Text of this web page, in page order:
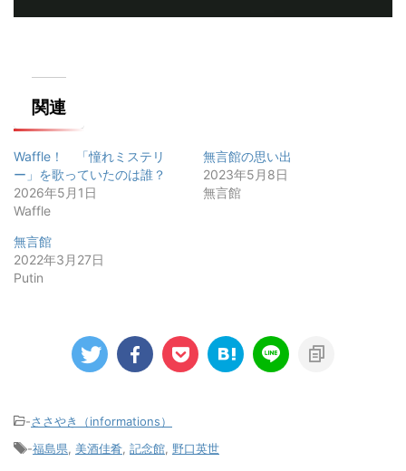
関連
Waffle！ 「憧れミステリ
ー」を歌っていたのは誰？
2026年5月1日
Waffle
無言館の思い出
2023年5月8日
無言館
無言館
2022年3月27日
Putin
-ささやき（informations）
-福島県 美酒佳肴 記念館 野口英世